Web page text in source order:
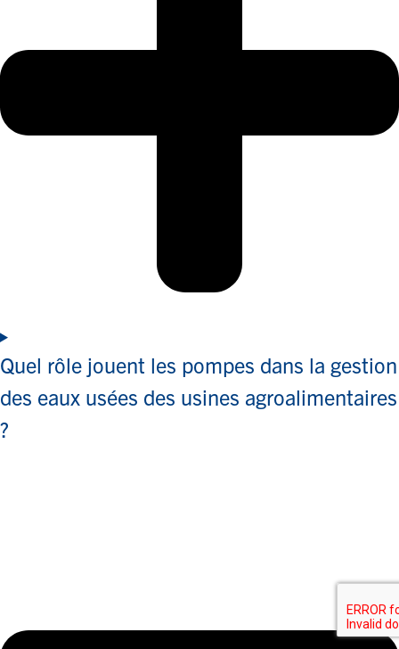
Quel rôle jouent les pompes dans la gestion
des eaux usées des usines agroalimentaires
?